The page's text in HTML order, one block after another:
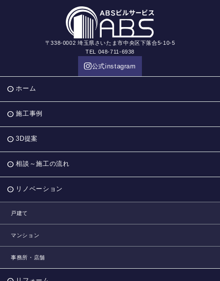
〒338-0002 埼玉県さいたま市中央区下落合5-10-5
TEL 048-711-6938
公式instagram
ホーム
施工事例
3D提案
相談～施工の流れ
リノベーション
戸建て
マンション
事務所・店舗